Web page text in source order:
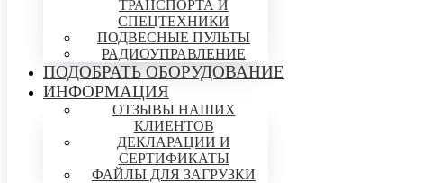
ТРАНСПОРТА И
СПЕЦТЕХНИКИ
ПОДВЕСНЫЕ ПУЛЬТЫ
РАДИОУПРАВЛЕНИЕ
ПОДОБРАТЬ ОБОРУДОВАНИЕ
ИНФОРМАЦИЯ
ОТЗЫВЫ НАШИХ
КЛИЕНТОВ
ДЕКЛАРАЦИИ И
СЕРТИФИКАТЫ
ФАЙЛЫ ДЛЯ ЗАГРУЗКИ